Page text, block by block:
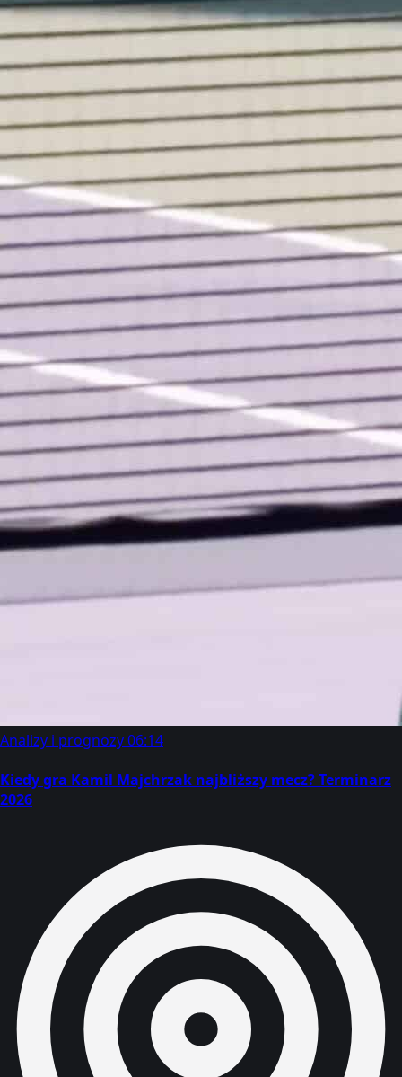
Analizy i prognozy06:14
Kiedy gra Kamil Majchrzak najbliższy mecz? Terminarz
2026